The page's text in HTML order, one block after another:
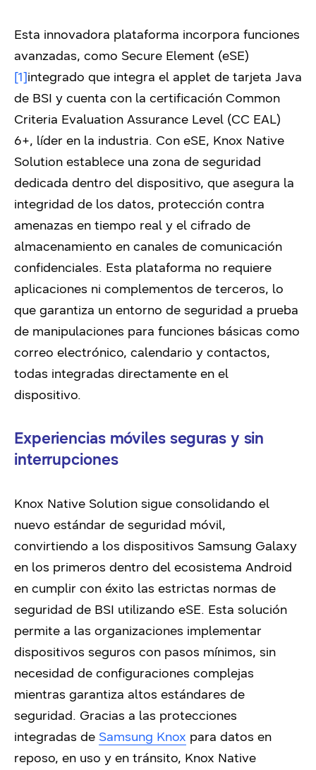
Esta innovadora plataforma incorpora funciones
avanzadas, como Secure Element (eSE)
[1]integrado que integra el applet de tarjeta Java
de BSI y cuenta con la certificación Common
Criteria Evaluation Assurance Level (CC EAL)
6+, líder en la industria. Con eSE, Knox Native
Solution establece una zona de seguridad
dedicada dentro del dispositivo, que asegura la
integridad de los datos, protección contra
amenazas en tiempo real y el cifrado de
almacenamiento en canales de comunicación
confidenciales. Esta plataforma no requiere
aplicaciones ni complementos de terceros, lo
que garantiza un entorno de seguridad a prueba
de manipulaciones para funciones básicas como
correo electrónico, calendario y contactos,
todas integradas directamente en el
dispositivo.
Experiencias móviles seguras y sin
interrupciones
Knox Native Solution sigue consolidando el
nuevo estándar de seguridad móvil,
convirtiendo a los dispositivos Samsung Galaxy
en los primeros dentro del ecosistema Android
en cumplir con éxito las estrictas normas de
seguridad de BSI utilizando eSE. Esta solución
permite a las organizaciones implementar
dispositivos seguros con pasos mínimos, sin
necesidad de configuraciones complejas
mientras garantiza altos estándares de
seguridad. Gracias a las protecciones
integradas de Samsung Knox para datos en
reposo, en uso y en tránsito, Knox Native